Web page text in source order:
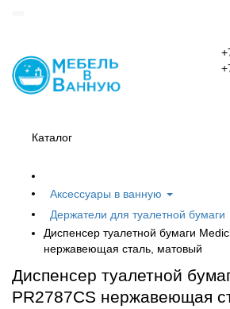
Каталог
Аксессуары в ванную
Держатели для туалетной бумаги
Диспенсер туалетной бумаги
нержавеющая сталь, матовый
Диспенсер туалетной
PR2787CS нержавеющая